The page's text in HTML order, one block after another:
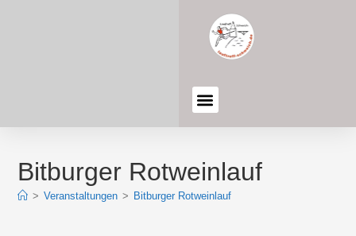
Bitburger Rotweinlauf
> Veranstaltungen > Bitburger Rotweinlauf